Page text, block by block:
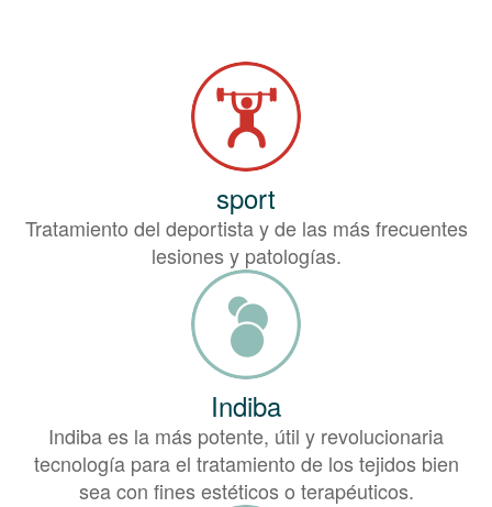
sport
Tratamiento del deportista y de las más frecuentes
lesiones y patologías.
Indiba
Indiba es la más potente, útil y revolucionaria
tecnología para el tratamiento de los tejidos bien
sea con fines estéticos o terapéuticos.